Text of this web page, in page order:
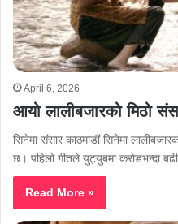
April 6, 2026
आयो लालीबजारको मिठो
सिनेमा संसार काठमाडौं सिनेमा
छ। पहिलो गीतले युट्युबमा करोडभन्दा बढी
Read More »